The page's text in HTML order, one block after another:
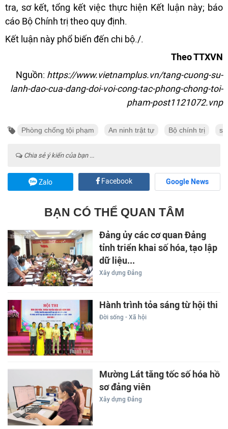
tra, sơ kết, tổng kết việc thực hiện Kết luận này; báo
cáo Bộ Chính trị theo quy định.
Kết luận này phổ biến đến chi bộ./.
Theo TTXVN
Nguồn: https://www.vietnamplus.vn/tang-cuong-su-
lanh-dao-cua-dang-doi-voi-cong-tac-phong-chong-toi-
pham-post1121072.vnp
Phòng chống tội phạm An ninh trật tự Bộ chính trị
Chia sẻ ý kiến của bạn ...
Zalo Facebook Google News
BẠN CÓ THỂ QUAN TÂM
Đảng ủy các cơ quan Đảng
tỉnh triển khai số hóa, tạo lập
dữ liệu...
Xây dựng Đảng
Hành trình tỏa sáng từ hội thi
Đời sống - Xã hội
Mường Lát tăng tốc số hóa hồ
sơ đảng viên
Xây dựng Đảng